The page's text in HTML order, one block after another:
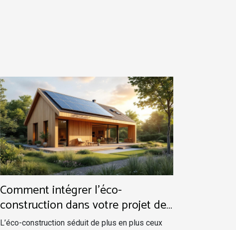
Comment intégrer l'éco-
construction dans votre projet de
maison personnalisée ?
L’éco-construction séduit de plus en plus ceux